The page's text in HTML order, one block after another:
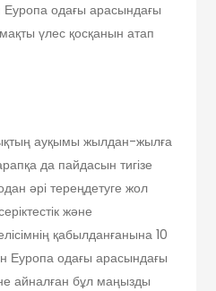
одағы арасындағы
үлес қосқанын атап
ауқымы жылдан-жылға
да пайдасын тигізе
әрі тереңдетуге жол
және
қабылданғанына 10
Еуропа одағы арасындағы
айналған бұл маңызды